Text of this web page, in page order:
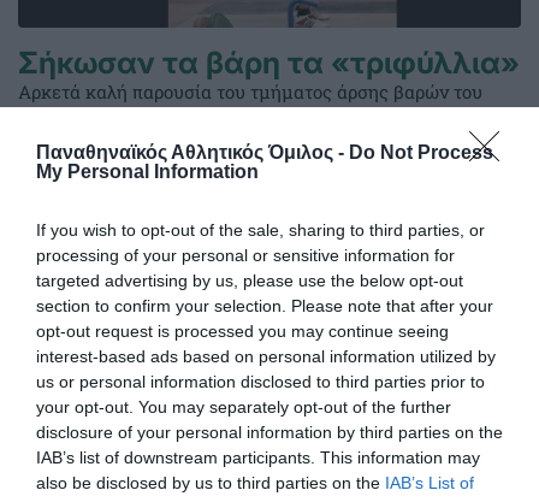
Παναθηναϊκός Αθλητικός Όμιλος - Do Not Process
My Personal Information
If you wish to opt-out of the sale, sharing to third parties, or
processing of your personal or sensitive information for
targeted advertising by us, please use the below opt-out
section to confirm your selection. Please note that after your
opt-out request is processed you may continue seeing
interest-based ads based on personal information utilized by
us or personal information disclosed to third parties prior to
your opt-out. You may separately opt-out of the further
disclosure of your personal information by third parties on the
IAB’s list of downstream participants. This information may
also be disclosed by us to third parties on the IAB’s List of
Σήκωσαν τα βάρη τα «τριφύλλια»
Αρκετά καλή παρουσία του τμήματος άρσης βαρών του
27.02.2026 ΑΚΑΔΗΜΙΑ ΑΡΣΗ ΒΑΡΩΝ